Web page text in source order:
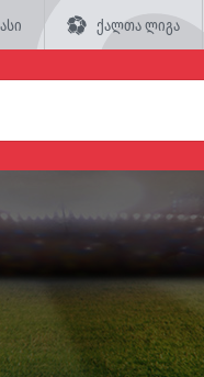
ქალთა ლიგა